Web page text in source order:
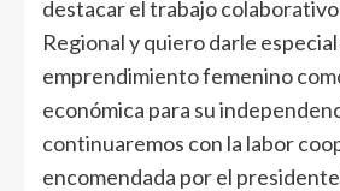
destacar el trabajo
Regional y quiero darle
emprendimiento femenino
económica para su
continuaremos con la labor
encomendada por el